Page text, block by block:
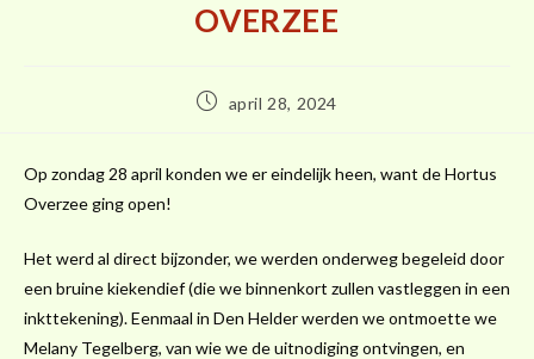
OVERZEE
april 28, 2024
Op zondag 28 april konden we er eindelijk heen, want de Hortus
Overzee ging open!
Het werd al direct bijzonder, we werden onderweg begeleid door
een bruine kiekendief (die we binnenkort zullen vastleggen in een
inkttekening). Eenmaal in Den Helder werden we ontmoette we
Melany Tegelberg, van wie we de uitnodiging ontvingen, en